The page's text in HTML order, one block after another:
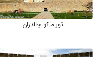
تور ماکو چالدران